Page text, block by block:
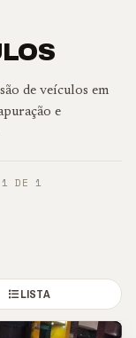
de veículos em
e
1 DE 1
LISTA